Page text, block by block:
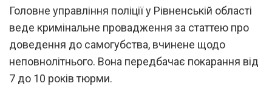
Головне управління поліції у Рівненській області
веде кримінальне провадження за статтею про
доведення до самогубства, вчинене щодо
неповнолітнього. Вона передбачає покарання від
7 до 10 років тюрми.